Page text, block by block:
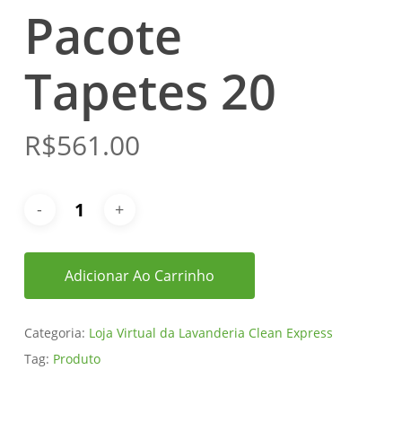
Pacote
Tapetes 20
R$561.00
Adicionar Ao Carrinho
Categoria: Loja Virtual da Lavanderia Clean Express
Tag: Produto